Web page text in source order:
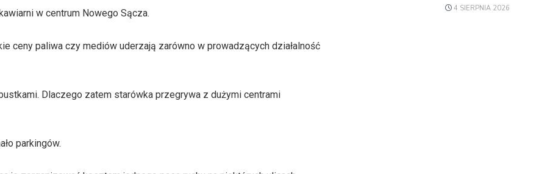
w centrum Nowego Sącza.
ceny paliwa czy mediów uderzają zarówno w prowadzących działalność
Dlaczego zatem starówka przegrywa z dużymi centrami
parkingów.
4 SIERPNIA 2026